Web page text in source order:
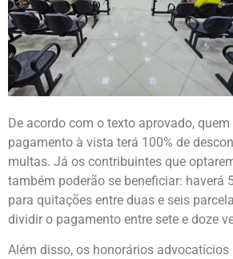
De acordo com o texto aprovado,
pagamento à vista terá 100% de
multas. Já os contribuintes que
também poderão se beneficiar: haverá
para quitações entre duas e seis
dividir o pagamento entre sete e doze
Além disso, os honorários advocatícios